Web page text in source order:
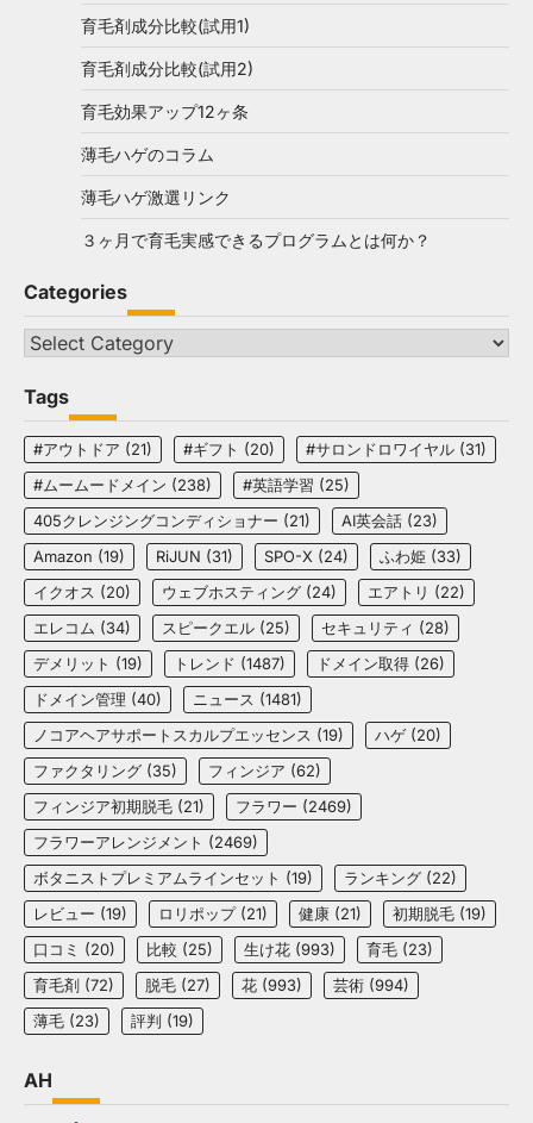
育毛剤成分比較(試用1)
育毛剤成分比較(試用2)
育毛効果アップ12ヶ条
薄毛ハゲのコラム
薄毛ハゲ激選リンク
３ヶ月で育毛実感できるプログラムとは何か？
Categories
Categories
Tags
#アウトドア (21) #ギフト (20) #サロンドロワイヤル (31)
#ムームードメイン (238) #英語学習 (25)
405クレンジングコンディショナー (21) AI英会話 (23)
Amazon (19) RiJUN (31) SPO-X (24) ふわ姫 (33)
イクオス (20) ウェブホスティング (24) エアトリ (22)
エレコム (34) スピークエル (25) セキュリティ (28)
デメリット (19) トレンド (1487) ドメイン取得 (26)
ドメイン管理 (40) ニュース (1481)
ノコアヘアサポートスカルプエッセンス (19) ハゲ (20)
ファクタリング (35) フィンジア (62)
フィンジア初期脱毛 (21) フラワー (2469)
フラワーアレンジメント (2469)
ボタニストプレミアムラインセット (19) ランキング (22)
レビュー (19) ロリポップ(21) 健康 (21) 初期脱毛 (19)
口コミ (20) 比較 (25) 生け花 (993) 育毛 (23)
育毛剤 (72) 脱毛 (27) 花 (993) 芸術 (994)
薄毛 (23) 評判 (19)
AH